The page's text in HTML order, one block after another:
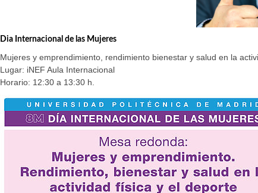
Dia Internacional de las Mujeres
Mujeres y emprendimiento, rendimiento bienestar y salud en la
Lugar: iNEF Aula Internacional
Horario: 12:30 a 13:30 h.